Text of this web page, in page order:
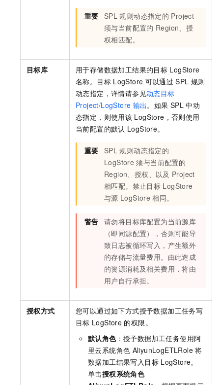
重要 SPL 规则动态指定的 Project
须与当前配置的 Region、授
权相匹配。
目标库 用于存储数据加工结果的目标 LogStore
名称。目标 LogStore 可以通过 SPL 规则
动态指定，详情请参见动态目标
Project/LogStore 输出。如果 SPL 中动
态指定，则使用该 LogStore，否则使用
当前配置的默认 LogStore。
重要 SPL 规则动态指定的
LogStore 须与当前配置的
Region、授权、以及 Project
相匹配。禁止目标 LogStore
与源 LogStore 相同。
警告 请勿将目标库配置为当前源库
（即同源配置），否则可能导
致日志被循环写入，产生额外
的存储与流量费用。由此造成
的资源消耗及相关费用，将由
用户自行承担。
授权方式
您可以通过如下方式授予数据加工任务写
目标 LogStore 的权限。
默认角色：授予数据加工任务使用阿
里云系统角色 AliyunLogETLRole 将
数据加工结果写入目标 LogStore。
单击授权系统角色